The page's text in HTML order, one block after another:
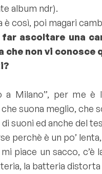
album ndr).
è così, poi magari
ascoltare una
che non vi conosce
a Milano”, per me è
suona meglio, che
suoni ed anche del
perchè è un po’ lenta,
piace un sacco, c’è
la batteria distorta